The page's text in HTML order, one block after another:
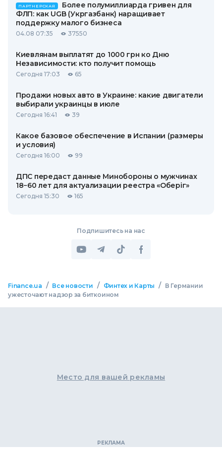
ПАРТНЕРСКАЯ
Более полумиллиарда гривен для
ФЛП: как UGB (Укргазбанк) наращивает
поддержку малого бизнеса
04.08 07:35 37550
Киевлянам выплатят до 1000 грн ко Дню
Независимости: кто получит помощь
Сегодня 17:03 65
Продажи новых авто в Украине: какие двигатели
выбирали украинцы в июле
Сегодня 16:41 39
Какое базовое обеспечение в Испании (размеры
и условия)
Сегодня 16:00 99
ДПС передаст данные Минобороны о мужчинах
18−60 лет для актуализации реестра «Оберіг»
Сегодня 15:30 165
Подпишитесь на нас
Finance.ua / Все новости / Финтех и Карты /
В Германии
ужесточают надзор за биткоином
Место для вашей рекламы